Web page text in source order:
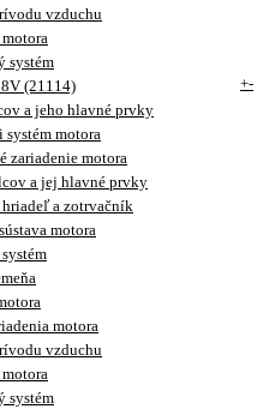
vzduchu
systém
(21114)
+-
a jeho hlavné prvky
systém motora
zariadenie motora
a jej hlavné prvky
a zotrvačník
motora
motora
vzduchu
systém